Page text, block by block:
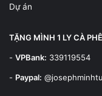
Dự án
TẶNG MÌNH 1 LY CÀ
- VPBank: 339119554
- Paypal: